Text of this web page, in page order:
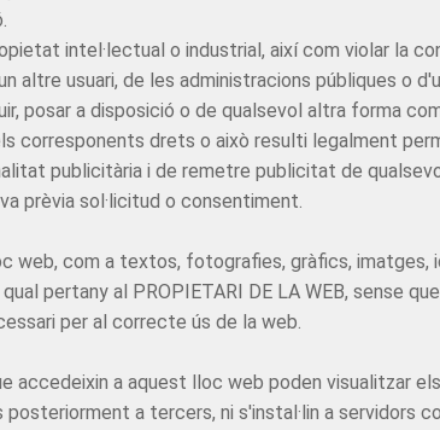
intel·lectual o industrial, així com violar la
altre usuari, de les administracions públiques o
posar a disposició o de qualsevol altra forma
corresponents drets o això resulti legalment
publicitària i de remetre publicitat de
prèvia sol·licitud o consentiment.
web, com a textos, fotografies, gràfics, imatges,
pertany al PROPIETARI DE LA WEB, sense
per al correcte ús de la web.
accedeixin a aquest lloc web poden visualitzar
a tercers, ni s'instal·lin a servidors